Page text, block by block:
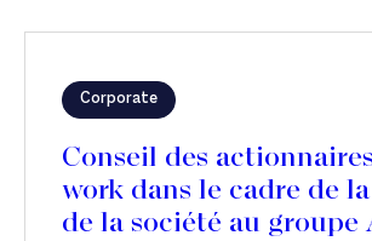
Corporate
Conseil des
work dans le cadre de
de la société au groupe